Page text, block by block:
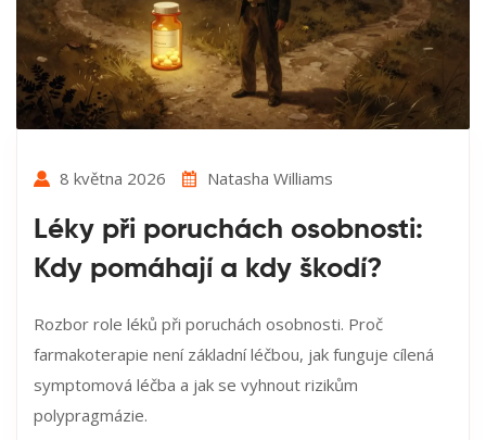
8 května 2026 Natasha Williams
Léky při poruchách osobnosti:
Kdy pomáhají a kdy škodí?
Rozbor role léků při poruchách osobnosti. Proč
farmakoterapie není základní léčbou, jak funguje cílená
symptomová léčba a jak se vyhnout rizikům
polypragmázie.